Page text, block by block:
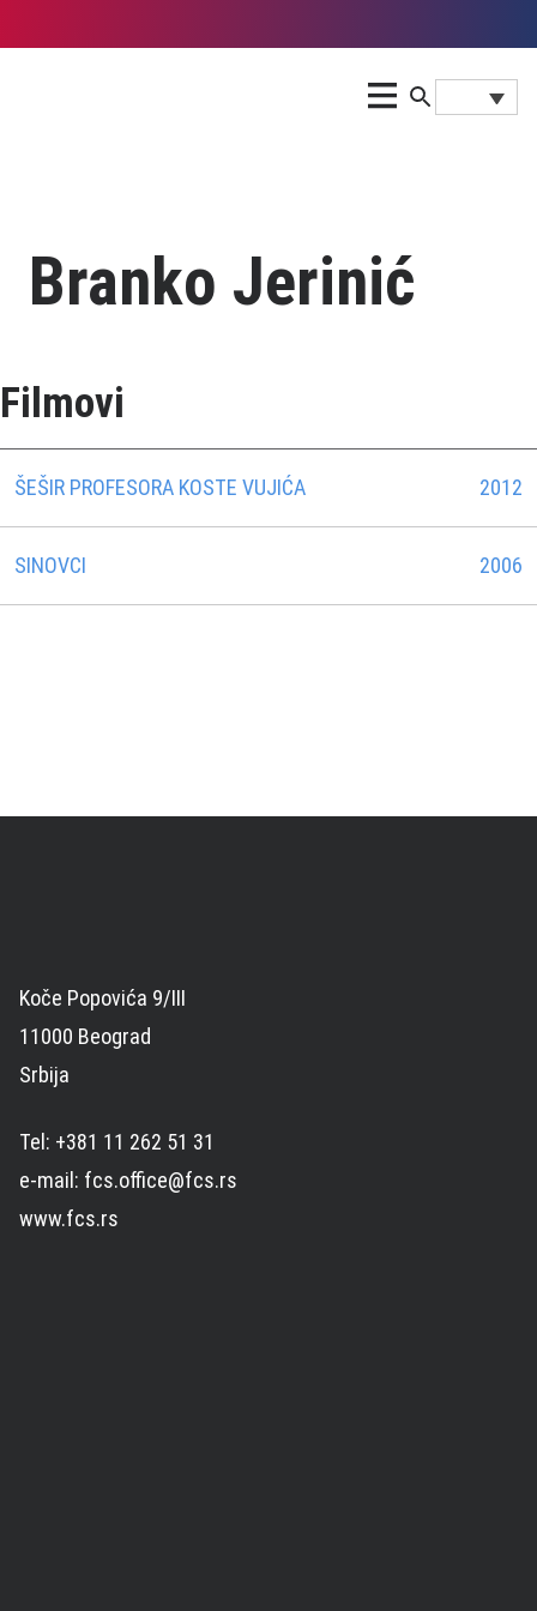
Branko Jerinić
Filmovi
ŠEŠIR PROFESORA KOSTE VUJIĆA 2012
SINOVCI 2006
Koče Popovića 9/III
11000 Beograd
Srbija
Tel: +381 11 262 51 31
e-mail: fcs.office@fcs.rs
www.fcs.rs